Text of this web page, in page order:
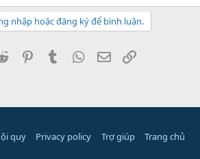
nhập hoặc đăng ký để bình luận.
Reddit PinterestTumblr WhatsApp
Email
quy Privacy policy Trợ giúp Trang chủ